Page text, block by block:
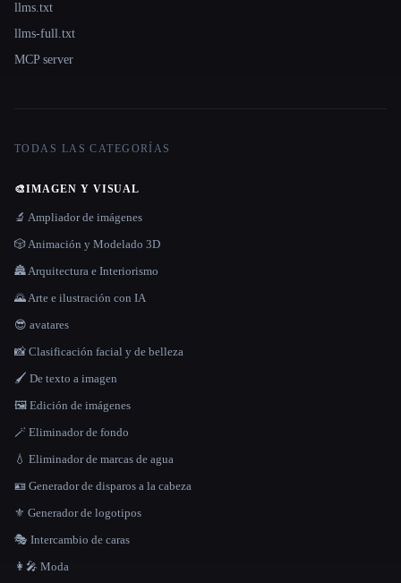
llms.txt
llms-full.txt
MCP server
TODAS LAS CATEGORÍAS
🎨IMAGEN Y VISUAL
🔬 Ampliador de imágenes
🎲 Animación y Modelado 3D
🏯 Arquitectura e Interiorismo
🌄 Arte e ilustración con IA
😎 avatares
📸 Clasificación facial y de belleza
🖌️ De texto a imagen
🖼️ Edición de imágenes
🪄 Eliminador de fondo
💧 Eliminador de marcas de agua
🪪 Generador de disparos a la cabeza
⚜️ Generador de logotipos
🎭 Intercambio de caras
👩‍🎤 Moda